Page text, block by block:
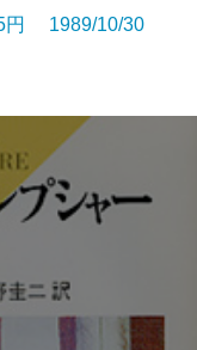
円 1989/10/30